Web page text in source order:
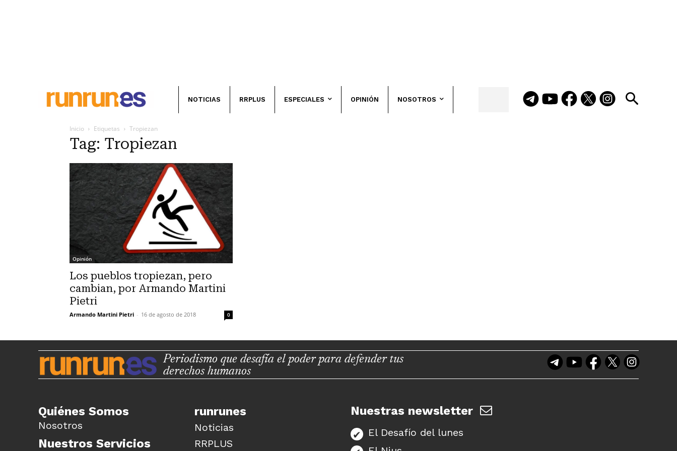
NOTICIAS RRPLUS ESPECIALES OPINIÓN NOSOTROS
Inicio Etiquetas Tropiezan
Tag: Tropiezan
Opinión
Los pueblos tropiezan, pero
cambian, por Armando Martini
Pietri
Armando Martini Pietri - 16 de agosto de 2018 0
Periodismo que desafía el poder para defender tus
derechos humanos
Quiénes Somos
Nosotros
Nuestros Servicios
runrunes
Noticias
RRPLUS
Nuestras newsletter
El Desafío del lunes